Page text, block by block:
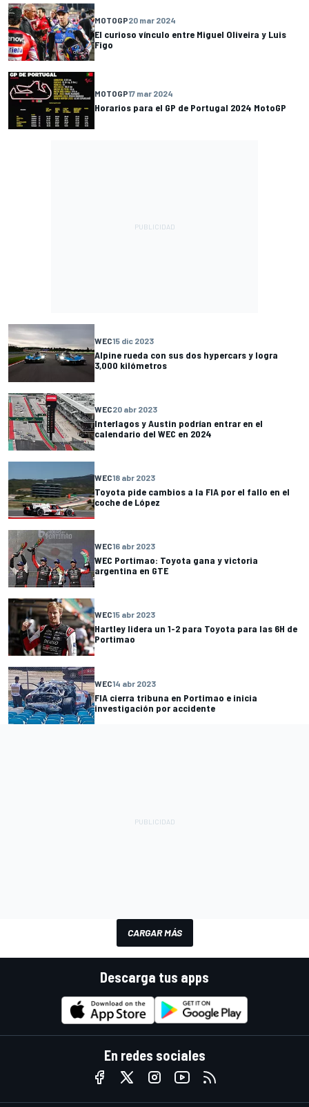
MOTOGP20 mar 2024
El curioso vínculo entre Miguel Oliveira y Luis
Figo
MOTOGP17 mar 2024
Horarios para el GP de Portugal 2024 MotoGP
WEC15 dic 2023
Alpine rueda con sus dos hypercars y logra
3,000 kilómetros
WEC20 abr 2023
Interlagos y Austin podrían entrar en el
calendario del WEC en 2024
WEC18 abr 2023
Toyota pide cambios a la FIA por el fallo en el
coche de López
WEC16 abr 2023
WEC Portimao: Toyota gana y victoria
argentina en GTE
WEC15 abr 2023
Hartley lidera un 1-2 para Toyota para las 6H de
Portimao
WEC14 abr 2023
FIA cierra tribuna en Portimao e inicia
investigación por accidente
CARGAR MÁS
Descarga tus apps
En redes sociales